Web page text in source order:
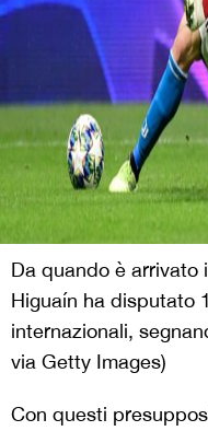
Da quando è arrivato
Higuaín ha disputato
internazionali,
via Getty Images)
Con questi